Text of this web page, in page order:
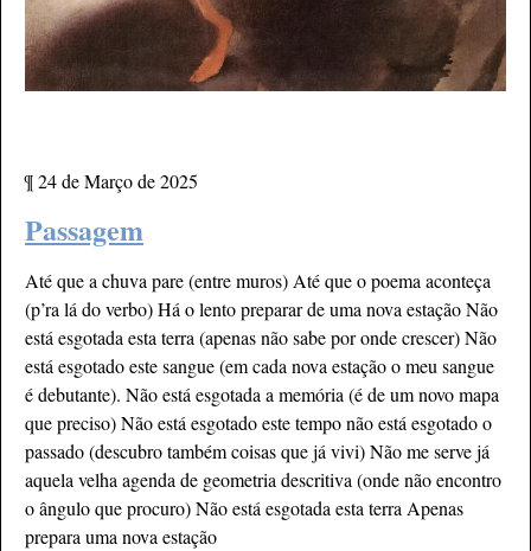
¶24 de Março de 2025
Passagem
Até que a chuva pare (entre muros) Até que o poema aconteça
(p’ra lá do verbo) Há o lento preparar de uma nova estação Não
está esgotada esta terra (apenas não sabe por onde crescer) Não
está esgotado este sangue (em cada nova estação o meu sangue
é debutante). Não está esgotada a memória (é de um novo mapa
que preciso) Não está esgotado este tempo não está esgotado o
passado (descubro também coisas que já vivi) Não me serve já
aquela velha agenda de geometria descritiva (onde não encontro
o ângulo que procuro) Não está esgotada esta terra Apenas
prepara uma nova estação